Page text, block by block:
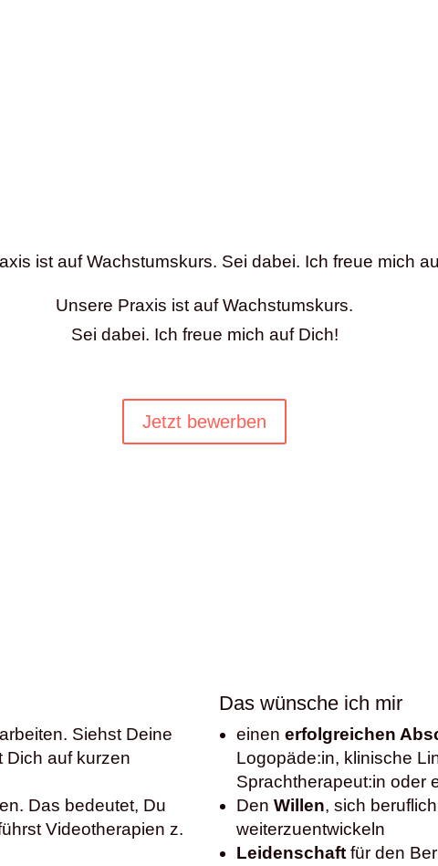
ist auf Wachstumskurs. Sei dabei. Ich freue mich
Unsere Praxis ist auf Wachstumskurs.
Sei dabei. Ich freue mich auf Dich!
Jetzt bewerben
Siehst Deine
Dich auf kurzen
Das bedeutet, Du
Videotherapien z.
Das wünsche ich mir
einenerfolgreichen
Logopäde:in, klinische
Sprachtherapeut:in oder
DenWillen, sich
weiterzuentwickeln
Leidenschaft für den